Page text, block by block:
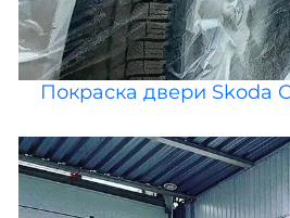
Покраска двери Skoda